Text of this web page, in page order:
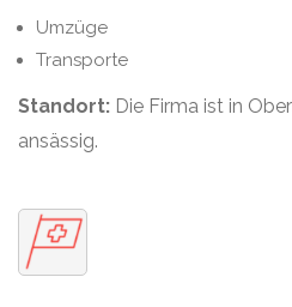
Umzüge
Transporte
Standort: Die Firma ist in
ansässig.